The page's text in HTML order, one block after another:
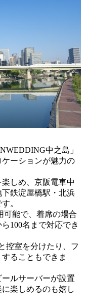
中之島」
ーションが魅力の
しめ、京阪電車中
鉄淀屋橋駅・北浜
。
可能で、着席の場合
100名まで対応でき
控室を分けたり、フ
ることもできま
ルサーバーが設置
楽しめるのも嬉し